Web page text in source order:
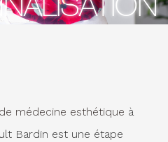
médecine esthétique à
Bardin est une étape